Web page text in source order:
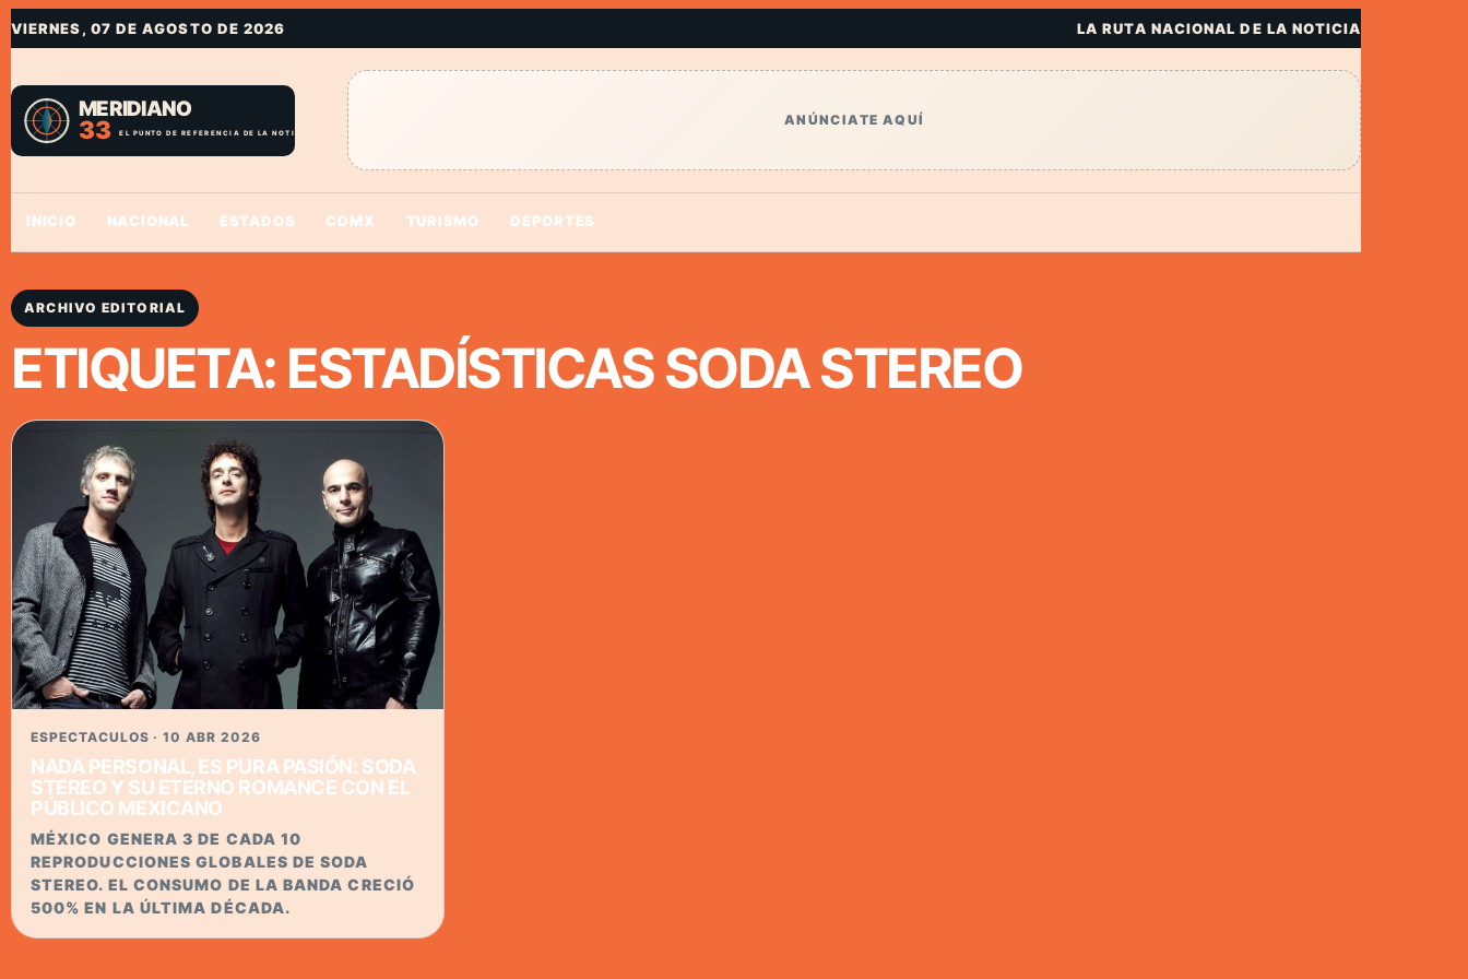
VIERNES, 07 DE AGOSTO DE 2026 LA RUTA NACIONAL DE LA NOTICIA
ANÚNCIATE AQUÍ
INICIO NACIONAL ESTADOS CDMX TURISMO DEPORTES
ARCHIVO EDITORIAL
ETIQUETA: ESTADÍSTICAS SODA STEREO
ESPECTACULOS · 10 ABR 2026
NADA PERSONAL, ES PURA PASIÓN: SODA
STEREO Y SU ETERNO ROMANCE CON EL
PÚBLICO MEXICANO
MÉXICO GENERA 3 DE CADA 10
REPRODUCCIONES GLOBALES DE SODA
STEREO. EL CONSUMO DE LA BANDA CRECIÓ
500% EN LA ÚLTIMA DÉCADA.